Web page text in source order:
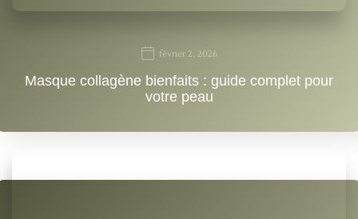
février 2, 2026
Masque collagène bienfaits : guide complet pour
votre peau